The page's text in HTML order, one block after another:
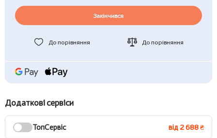
Закінчився
До порівняння До порівняння
Додаткові сервіси
ТопСервіс від 2 688 ₴